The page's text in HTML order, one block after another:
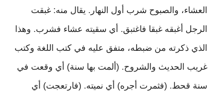
العشاء، والصبوح شرب أول النهار. يقال منه: غبقت
الرجل أغبقه غبقا فاغتبق. أي سقيته عشاء فشرب. وهذا
الذي ذكرته من ضبطه، متفق عليه في كتب اللغة وكتب
غريب الحديث والشروح. (ألمت بها سنة) أي وقعت في
سنة قحط. (فثمرت أجره) أي نميته. (فارتعجت) أي